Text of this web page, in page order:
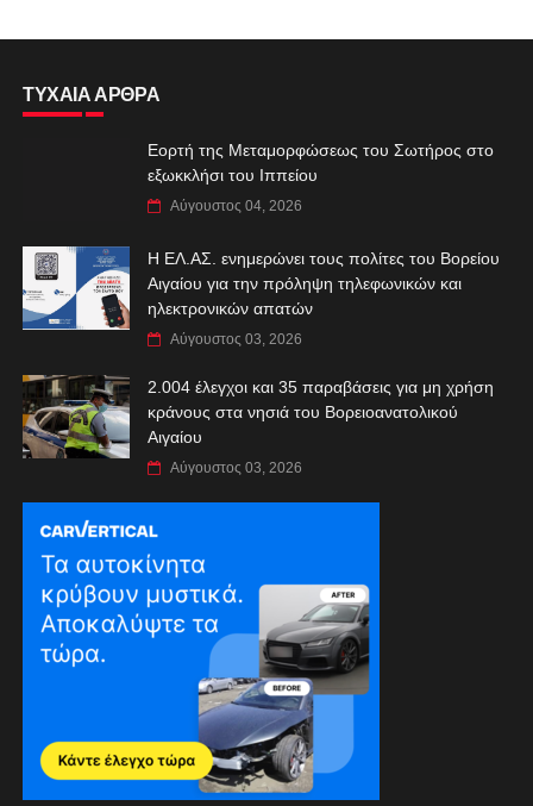
ΤΥΧΑΙΑ ΑΡΘΡΑ
Εορτή της Μεταμορφώσεως του Σωτήρος στο
εξωκκλήσι του Ιππείου
Αύγουστος 04, 2026
Η ΕΛ.ΑΣ. ενημερώνει τους πολίτες του Βορείου
Αιγαίου για την πρόληψη τηλεφωνικών και
ηλεκτρονικών απατών
Αύγουστος 03, 2026
2.004 έλεγχοι και 35 παραβάσεις για μη χρήση
κράνους στα νησιά του Βορειοανατολικού
Αιγαίου
Αύγουστος 03, 2026